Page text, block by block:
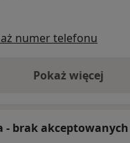
numer telefonu
Pokaż więcej
o adresie
- brak akceptowanych